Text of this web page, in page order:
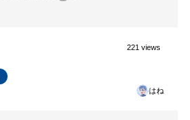
221 views
はね